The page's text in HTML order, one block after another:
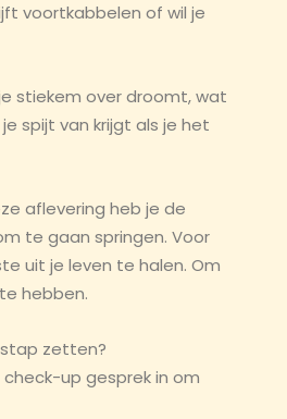
voortkabbelen of wil je
stiekem over droomt, wat
spijt van krijgt als je het
aflevering heb je de
te gaan springen. Voor
uit je leven te halen. Om
hebben.
zetten?
up gesprek in om